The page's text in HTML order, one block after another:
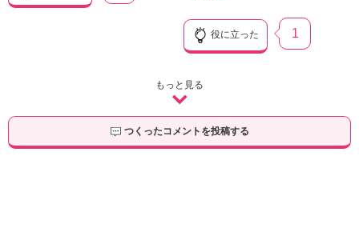
役に立った 1
もっと見る
つくったコメントを投稿する